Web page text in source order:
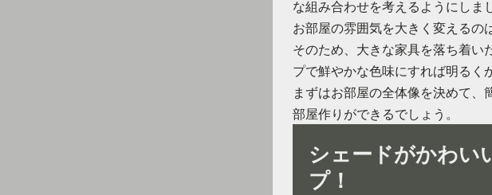
な組み合わせを考えるようにしま
お部屋の雰囲気を大きく変えるの
そのため、大きな家具を落ち着い
プで鮮やかな色味にすれば明るく
まずはお部屋の全体像を決めて
部屋作りができるでしょう。
シェードがかわい
プ！